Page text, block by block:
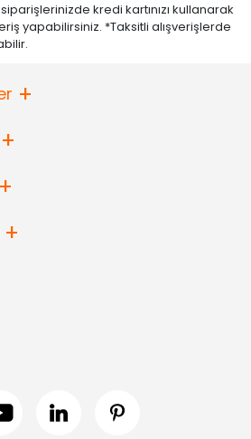
kredi kartınızı kullanarak
yapabilirsiniz. *Taksitli alışverişlerde